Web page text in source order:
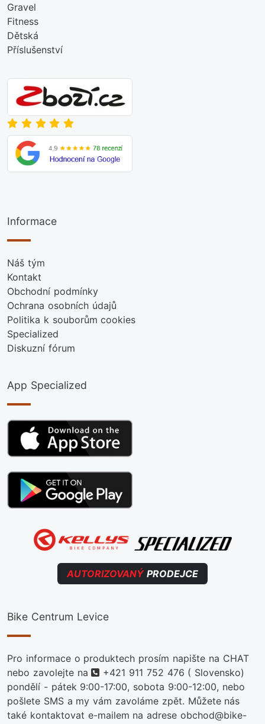
Gravel
Fitness
Dětská
Příslušenství
Informace
Náš tým
Kontakt
Obchodní podmínky
Ochrana osobních údajů
Politika k souborům cookies
Specialized
Diskuzní fórum
App Specialized
AUTORIZOVANÝPRODEJCE
Bike Centrum Levice
Pro informace o produktech prosím napište na CHAT
nebo zavolejte na
telefon
+421 911 752 476 ( Slovensko)
pondělí - pátek 9:00-17:00, sobota 9:00-12:00, nebo
pošlete SMS a my vám zavoláme zpět. Můžete nás
také kontaktovat e-mailem na adrese obchod@bike-